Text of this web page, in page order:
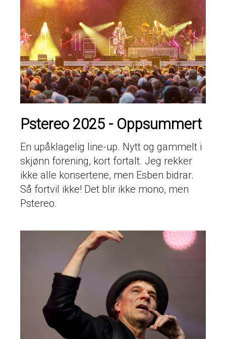
Pstereo 2025 - Oppsummert
En upåklagelig line-up. Nytt og gammelt i
skjønn forening, kort fortalt. Jeg rekker
ikke alle konsertene, men Esben bidrar.
Så fortvil ikke! Det blir ikke mono, men
Pstereo.